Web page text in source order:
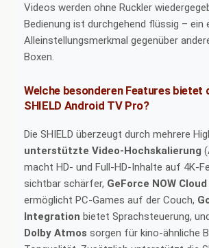
Videos werden ohne Ruckler
Bedienung ist durchgehend flüssig – ein
Alleinstellungsmerkmal gegenüber
Boxen.
Welche besonderen Features bietet
SHIELD Android TV Pro?
Die SHIELD überzeugt durch mehrere
unterstützte Video-Hochskalierung
macht HD- und Full-HD-Inhalte auf 4K-
sichtbar schärfer, GeForce NOW
ermöglicht PC-Games auf der Couch,
Integration bietet Sprachsteuerung,
Dolby Atmos sorgen für kino-ähnliche